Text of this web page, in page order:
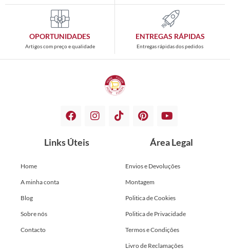
OPORTUNIDADES
Artigos com preço e qualidade
ENTREGAS RÁPIDAS
Entregas rápidas dos pedidos
Links Úteis
Home
A minha conta
Blog
Sobre nós
Contacto
Área Legal
Envios e Devoluções
Montagem
Politica de Cookies
Politica de Privacidade
Termos e Condições
Livro de Reclamações